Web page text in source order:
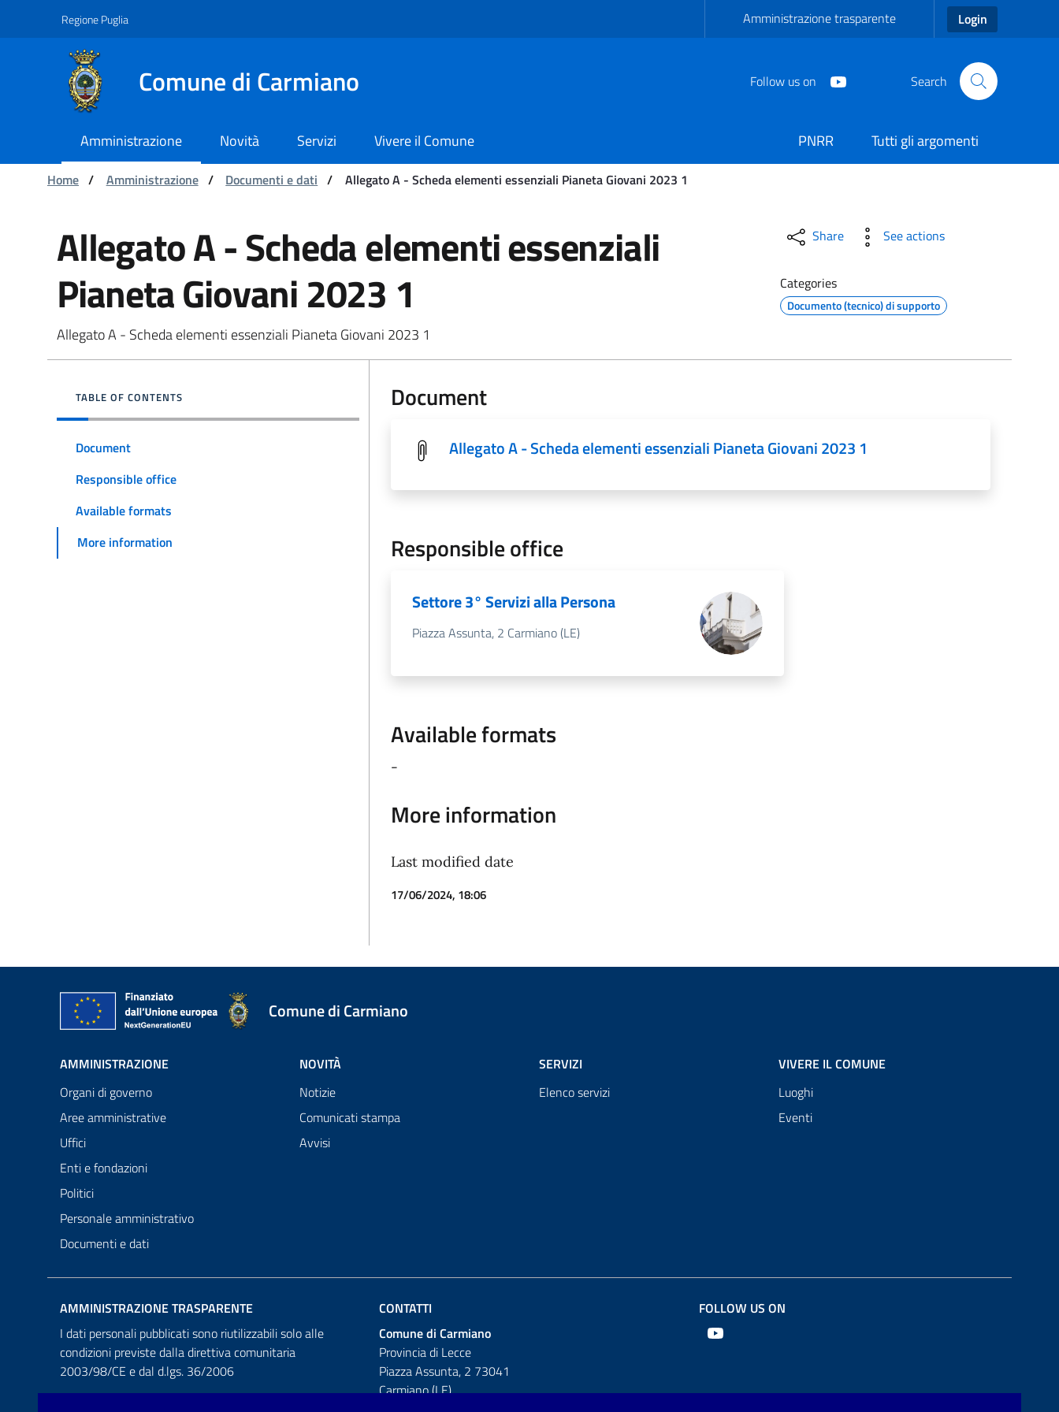
Navigation
Skip to ContentRegione Puglia Amministrazione trasparente Login
Comune di Carmiano Follow us on Search
Amministrazione Novità Servizi Vivere il Comune PNRR
Tutti gli argomenti
You are:
Home / Amministrazione / Documenti e dati / Allegato A - Scheda elementi essenziali Pianeta Giovani 2023 1
Allegato A - Scheda elementi essenziali Pianeta Giovani 2023 1 - Comune
Allegato A - Scheda elementi essenziali
Pianeta Giovani 2023 1
Allegato A - Scheda elementi essenziali Pianeta Giovani 2023 1
Share See actions
Categories
Documento (tecnico) di supporto
TABLE OF CONTENTS
Document
Responsible office
Available formats
More information
Document
Allegato A - Scheda elementi essenziali Pianeta Giovani 2023 1
Responsible office
Settore 3° Servizi alla Persona
Piazza Assunta, 2 Carmiano (LE)
Available formats
-
More information
Last modified date
17/06/2024, 18:06
Comune di Carmiano
AMMINISTRAZIONE
Organi di governo
Aree amministrative
Uffici
Enti e fondazioni
Politici
Personale amministrativo
Documenti e dati
NOVITÀ
Notizie
Comunicati stampa
Avvisi
SERVIZI
Elenco servizi
VIVERE IL COMUNE
Luoghi
Eventi
AMMINISTRAZIONE TRASPARENTE
I dati personali pubblicati sono riutilizzabili solo alle
condizioni previste dalla direttiva comunitaria
2003/98/CE e dal d.lgs. 36/2006
CONTATTI
Comune di Carmiano
Provincia di Lecce
Piazza Assunta, 2 73041
Carmiano (LE)
FOLLOW US ON